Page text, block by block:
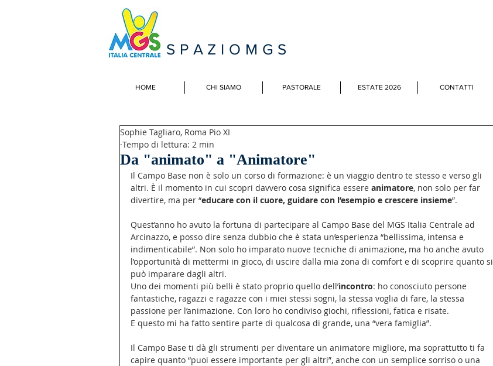
SPAZIOMGS
HOME CHI SIAMO PASTORALE ESTATE 2026 CONTATTI
Da "animato" a "Animatore"
Sophie Tagliaro, Roma Pio XI
Tempo di lettura: 2 min
Il Campo Base non è solo un corso di formazione: è un viaggio dentro te stesso e verso gli
altri. È il momento in cui scopri davvero cosa significa essere animatore, non solo per far
divertire, ma per “educare con il cuore, guidare con l’esempio e crescere insieme”.
Quest’anno ho avuto la fortuna di partecipare al Campo Base del MGS Italia Centrale ad
Arcinazzo, e posso dire senza dubbio che è stata un’esperienza “bellissima, intensa e
indimenticabile”. Non solo ho imparato nuove tecniche di animazione, ma ho anche avuto
l’opportunità di mettermi in gioco, di uscire dalla mia zona di comfort e di scoprire quanto si
può imparare dagli altri.
Uno dei momenti più belli è stato proprio quello dell’incontro: ho conosciuto persone
fantastiche, ragazzi e ragazze con i miei stessi sogni, la stessa voglia di fare, la stessa
passione per l’animazione. Con loro ho condiviso giochi, riflessioni, fatica e risate.
E questo mi ha fatto sentire parte di qualcosa di grande, una “vera famiglia”.
Il Campo Base ti dà gli strumenti per diventare un animatore migliore, ma soprattutto ti fa
capire quanto “puoi essere importante per gli altri”, anche con un semplice sorriso o una